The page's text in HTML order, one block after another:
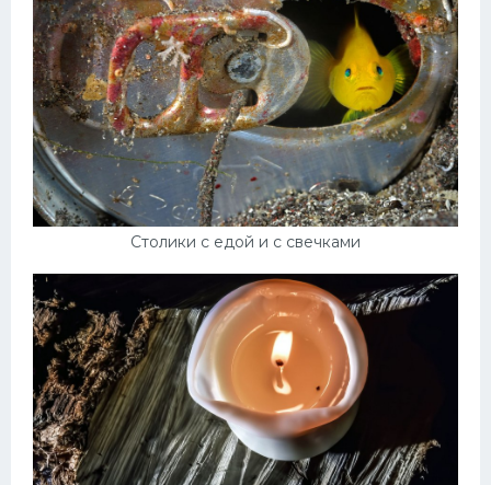
Столики с едой и с свечками